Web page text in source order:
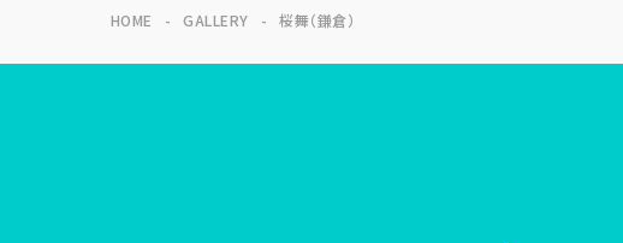
HOME GALLERY 桜舞（鎌倉）